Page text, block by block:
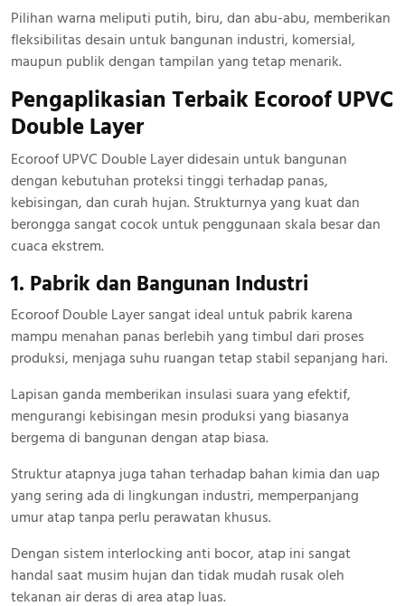
Pilihan warna meliputi putih, biru, dan abu-abu, memberikan
fleksibilitas desain untuk bangunan industri, komersial,
maupun publik dengan tampilan yang tetap menarik.
Pengaplikasian Terbaik Ecoroof UPVC
Double Layer
Ecoroof UPVC Double Layer didesain untuk bangunan
dengan kebutuhan proteksi tinggi terhadap panas,
kebisingan, dan curah hujan. Strukturnya yang kuat dan
berongga sangat cocok untuk penggunaan skala besar dan
cuaca ekstrem.
1. Pabrik dan Bangunan Industri
Ecoroof Double Layer sangat ideal untuk pabrik karena
mampu menahan panas berlebih yang timbul dari proses
produksi, menjaga suhu ruangan tetap stabil sepanjang hari.
Lapisan ganda memberikan insulasi suara yang efektif,
mengurangi kebisingan mesin produksi yang biasanya
bergema di bangunan dengan atap biasa.
Struktur atapnya juga tahan terhadap bahan kimia dan uap
yang sering ada di lingkungan industri, memperpanjang
umur atap tanpa perlu perawatan khusus.
Dengan sistem interlocking anti bocor, atap ini sangat
handal saat musim hujan dan tidak mudah rusak oleh
tekanan air deras di area atap luas.